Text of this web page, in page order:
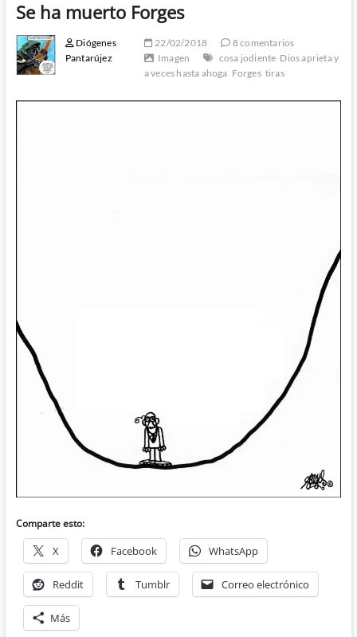
Se ha muerto Forges
Diógenes
Pantarújez
22/02/2018
8 comentarios
Imagen
cosa jodiente Dios aprieta y
a veces hasta ahoga Forges tiras
Comparte esto:
X Facebook WhatsApp
Reddit Tumblr Correo electrónico
Más